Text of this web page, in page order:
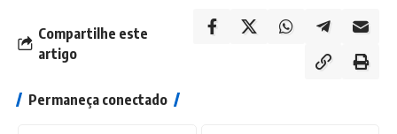
Compartilhe este
artigo
Permaneça conectado